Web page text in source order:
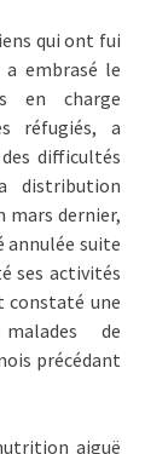
qui ont fui
a embrasé le
en charge
réfugiés, a
difficultés
distribution
mars dernier,
suite
ses activités
constaté une
de
précédant
aiguë